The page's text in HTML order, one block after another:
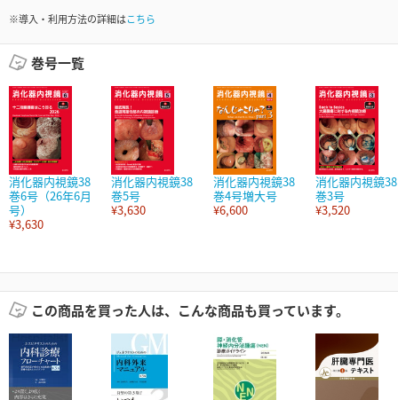
※導入・利用方法の詳細はこちら
巻号一覧
消化器内視鏡38
巻6号（26年6月
号）
¥3,630
消化器内視鏡38
巻5号
¥3,630
消化器内視鏡38
巻4号増大号
¥6,600
消化器内視鏡38
巻3号
¥3,520
この商品を買った人は、こんな商品も買っています。